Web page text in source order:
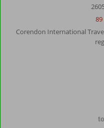
89
Corendon International